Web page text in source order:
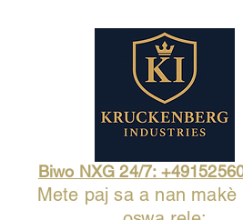
Biwo NXG 24/7:
Mete paj sa a nan makè